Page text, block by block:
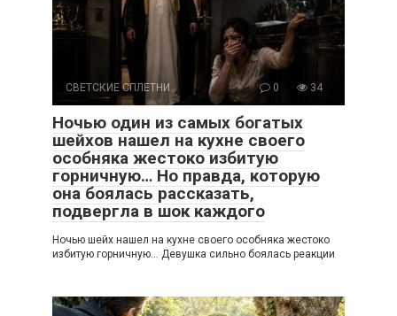
СВЕТСКИЕ СПЛЕТНИ 0 34
Ночью один из самых богатых
шейхов нашел на кухне своего
особняка жестоко избитую
горничную… Но правда, которую
она боялась рассказать,
подвергла в шок каждого
Ночью шейх нашел на кухне своего особняка жестоко
избитую горничную… Девушка сильно боялась реакции